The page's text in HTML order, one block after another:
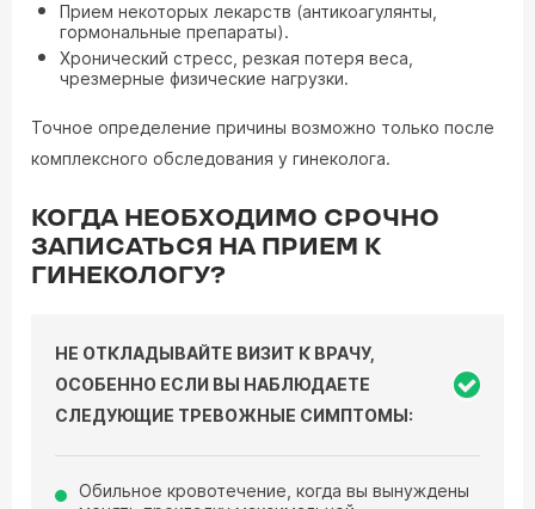
Прием некоторых лекарств (антикоагулянты,
гормональные препараты).
Хронический стресс, резкая потеря веса,
чрезмерные физические нагрузки.
Точное определение причины возможно только после
комплексного обследования у гинеколога.
КОГДА НЕОБХОДИМО СРОЧНО
ЗАПИСАТЬСЯ НА ПРИЕМ К
ГИНЕКОЛОГУ?
НЕ ОТКЛАДЫВАЙТЕ ВИЗИТ К ВРАЧУ,
ОСОБЕННО ЕСЛИ ВЫ НАБЛЮДАЕТЕ
СЛЕДУЮЩИЕ ТРЕВОЖНЫЕ СИМПТОМЫ:
Обильное кровотечение, когда вы вынуждены